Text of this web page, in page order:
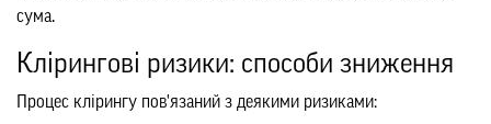
сума.
Клірингові ризики: способи зниження
Процес клірингу пов'язаний з деякими ризиками: